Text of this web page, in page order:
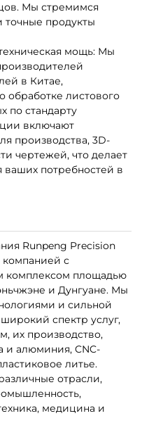
Мы стремимся
точные продукты
мощь: Мы
в Китае,
обработке листового
по стандарту
включают
производства, 3D-
чертежей, что делает
потребностей в
Runpeng Precision
компанией с
комплексом площадью
и Дунгуане. Мы
и сильной
спектр услуг,
их производство,
и алюминия, CNC-
литье.
отрасли,
медицина и